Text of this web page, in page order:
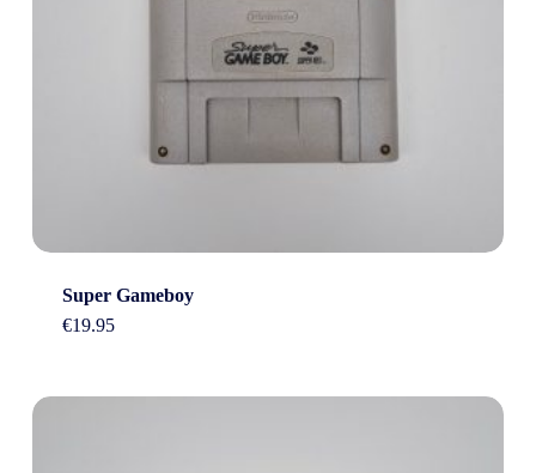
Super Gameboy
€19.95